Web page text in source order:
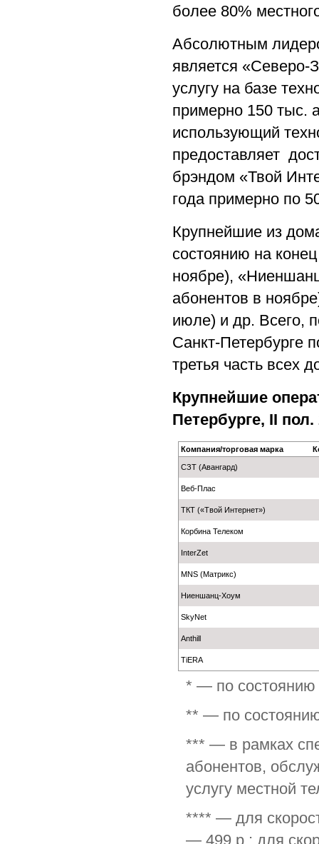
более 80%
Абсолютным
является «Северо-
услугу на базе
примерно 150 тыс.
использующий
предоставляет
брэндом «Твой
года примерно по
Крупнейшие из
состоянию на
ноябре),
абонентов в
июле) и др. Всего,
Санкт-Петербурге
третья часть всех
Крупнейшие
Петербурге, II пол.
Компания/торговая марка
СЗТ (Авангард)
Веб-Плас
ТКТ («Твой Интернет»)
Корбина Телеком
InterZet
MNS (Матрикс)
Ниеншанц-Хоум
SkyNet
Anthill
TiERA
* — по состоянию
** — по
*** — в рамках
абонентов,
услугу местной
**** — для
— 499 р.; для